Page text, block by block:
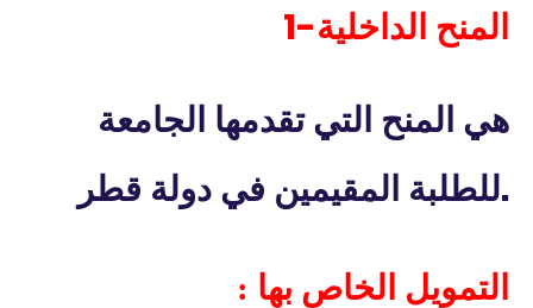
1-المنح الداخلية
هي المنح التي تقدمها الجامعة
للطلبة المقيمين في دولة قطر.
التمويل الخاص بها :